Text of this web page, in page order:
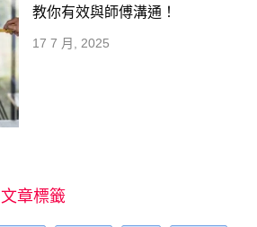
教你有效與師傅溝通！
17 7 月, 2025
文章標籤